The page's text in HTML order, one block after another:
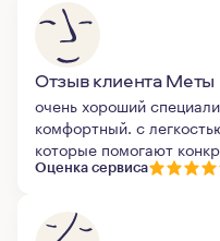
Отзыв клиента Меты
очень хороший
комфортный. с
которые помогают
Оценка сервиса